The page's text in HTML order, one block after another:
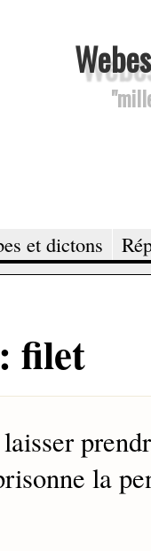
et dictons
filet
la